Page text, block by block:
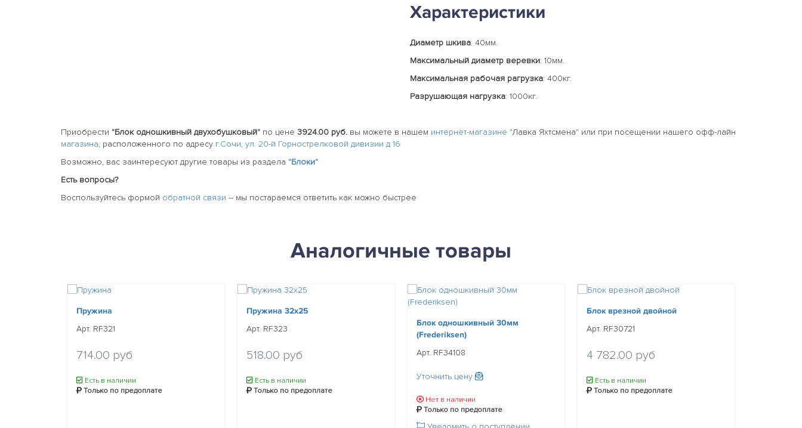
Характеристики
Диаметр шкива: 40мм.
Максимальный диаметр веревки: 10мм.
Максимальная рабочая рагрузка: 400кг.
Разрушающая нагрузка: 1000кг.
Приобрести "Блок одношкивный двухобушковый" по цене 3924.00 руб. вы можете в нашем интернет-магазине "Лавка Яхтсмена" или при посещении нашего офф-лайн
магазина, расположенного по адресу г.Сочи, ул. 20-й Горнострелковой дивизии д 16
Возможно, вас заинтересуют другие товары из раздела "Блоки"
Есть вопросы?
Воспользуйтесь формой обратной связи -- мы постараемся ответить как можно быстрее
Аналогичные товары
Пружина
Арт. RF321
714.00 руб
Есть в наличии
Только по предоплате
Пружина 32x25
Арт. RF323
518.00 руб
Есть в наличии
Только по предоплате
Блок одношкивный 30мм
(Frederiksen)
Арт. RF34108
Уточнить цену
Нет в наличии
Только по предоплате
Блок врезной двойной
Арт. RF30721
4 782.00 руб
Есть в наличии
Только по предоплате